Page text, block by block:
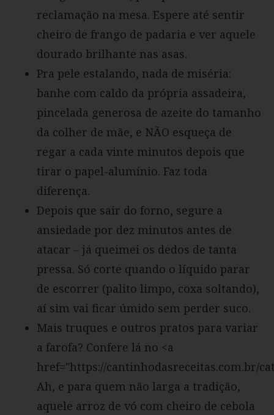
reclamação na mesa. Espere até sentir
cheiro de frango de padaria e ver aquele
dourado brilhante nas asas.
Pra pele estalando, nada de miséria:
banhe com caldo da própria assadeira,
pincelada generosa de azeite do tamanho
da colher de mãe, e NÃO esqueça de
regar a cada vinte minutos depois que
tirar o papel-alumínio. Faz toda
diferença.
Depois que sair do forno, segure a
ansiedade por dez minutos antes de
atacar – já queimei os dedos de tanta
pressa. Só corte quando o líquido parar
de escorrer (palito limpo, coxa soltando),
aí sim vai ficar úmido sem perder suco.
Mais truques e outros pratos para variar
a farofa? Confere lá no <a
href="https://cantinhodasreceitas.com.br/
Ah, e para quem não larga a tradição,
aquele arroz de vó com cheiro de cebola